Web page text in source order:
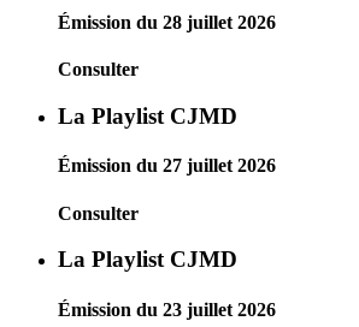
Émission du 28 juillet 2026
Consulter
La Playlist CJMD
Émission du 27 juillet 2026
Consulter
La Playlist CJMD
Émission du 23 juillet 2026